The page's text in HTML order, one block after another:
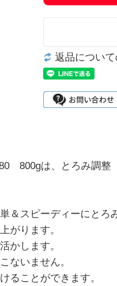
返品につい
800gは、とろみ調整
＆スピーディーにとろ
がります。
かします。
ないません。
ることができます。